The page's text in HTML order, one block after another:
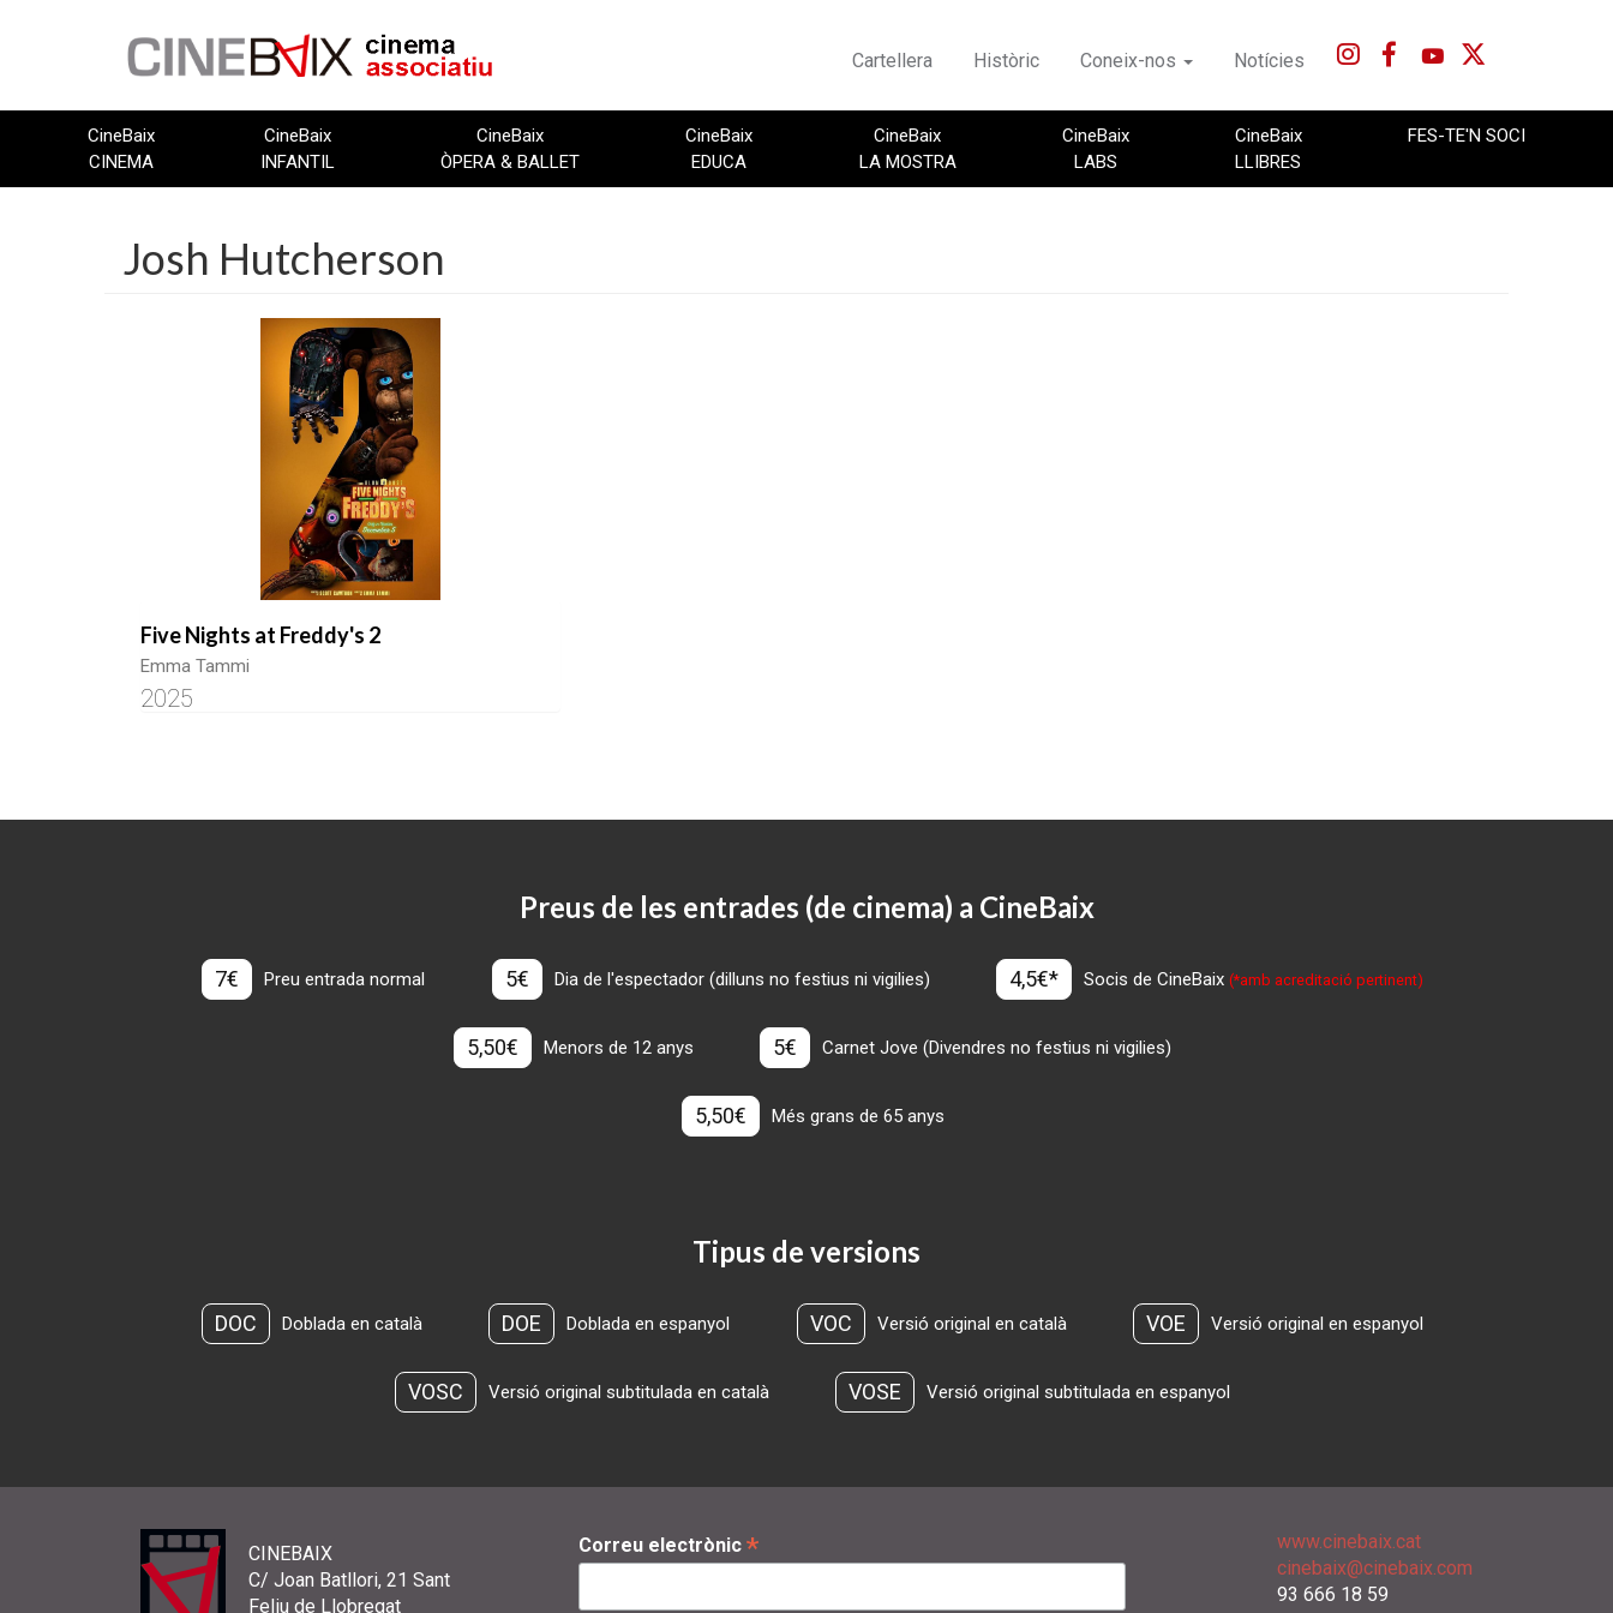
Cartellera Històric Coneix-nos Notícies
CineBaix
CINEMA
CineBaix
INFANTIL
CineBaix
ÒPERA & BALLET
CineBaix
EDUCA
CineBaix
LA MOSTRA
CineBaix
LABS
CineBaix
LLIBRES
FES-TE'N SOCI
Josh Hutcherson
Five Nights at Freddy's 2
Emma Tammi
2025
Preus de les entrades (de cinema) a CineBaix
7€ Preu entrada normal 5€ Dia de l'espectador (dilluns no festius ni vigilies) 4,5€* Socis de CineBaix(*amb acreditació pertinent)
5,50€ Menors de 12 anys 5€ Carnet Jove (Divendres no festius ni vigilies)
5,50€ Més grans de 65 anys
Tipus de versions
DOC Doblada en català DOE Doblada en espanyol VOC Versió original en català VOE Versió original en espanyol
VOSC Versió original subtitulada en català VOSE Versió original subtitulada en espanyol
CINEBAIX
C/ Joan Batllori, 21 Sant
Feliu de Llobregat
Correu electrònic *
www.cinebaix.cat
cinebaix@cinebaix.com
93 666 18 59